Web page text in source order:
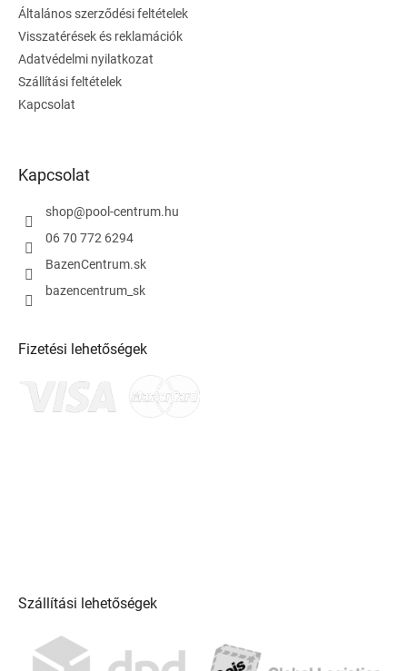
Általános szerződési feltételek
Visszatérések és reklamációk
Adatvédelmi nyilatkozat
Szállítási feltételek
Kapcsolat
Kapcsolat
shop@pool-centrum.hu
06 70 772 6294
BazenCentrum.sk
bazencentrum_sk
Fizetési lehetőségek
Szállítási lehetőségek